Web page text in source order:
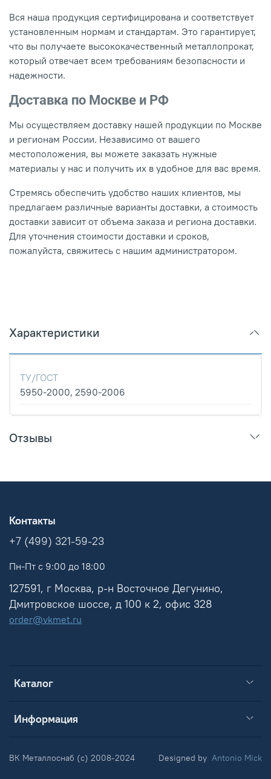
Вся наша продукция сертифицирована и соответствует
установленным нормам и стандартам. Это гарантирует,
что вы получаете высококачественный металлопрокат,
который отвечает всем требованиям безопасности и
надежности.
Доставка по Москве и РФ
Мы осуществляем доставку нашей продукции по Москве
и регионам России. Независимо от вашего
местоположения, вы можете заказать нужные
материалы у нас и получить их в удобное для вас время.
Стремясь обеспечить удобство наших клиентов, мы
предлагаем различные варианты доставки, а стоимость
доставки зависит от объема заказа и региона доставки.
Для уточнения стоимости доставки и сроков,
пожалуйста, свяжитесь с нашим администратором.
Характеристики
ТУ/ГОСТ
5950-2000, 2590-2006
Отзывы
Каталог
Информация
Контакты
+7 (499) 321-59-23
Пн-Пт с 9:00 до 18:00
127591, г Москва, р-н Восточное Дегунино,
Дмитровское шоссе, д 100 к 2, офис 328
order@vkmet.ru
ВК Металлоснаб (c) 2008-2024 Designed by Antonio Mick